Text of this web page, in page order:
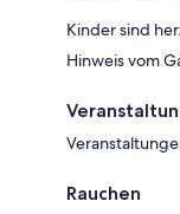
Kinder sind
Hinweis vom
Rauchen